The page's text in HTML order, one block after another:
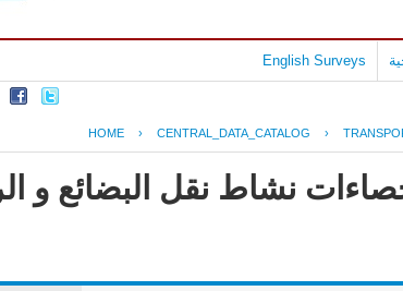
English Surveys
HOME › CENTRAL_DATA_CATALOG ›
نشاط نقل البضائع و